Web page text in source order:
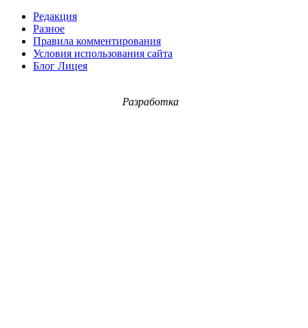
Редакция
Разное
Правила комментирования
Условия использования сайта
Блог Лицея
Разработка